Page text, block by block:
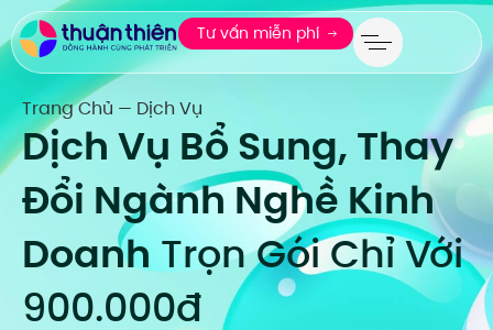
Tư vấn miễn phí
Trang Chủ — Dịch Vụ
Dịch Vụ Bổ Sung, Thay
Đổi Ngành Nghề Kinh
Doanh Trọn Gói Chỉ Với
900.000đ